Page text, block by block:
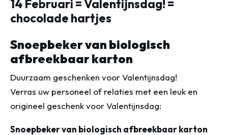
14 Februari = Valentijnsdag! =
chocolade hartjes
Snoepbeker van biologisch
afbreekbaar karton
Duurzaam geschenken voor Valentijnsdag!
Verras uw personeel of relaties met een leuk en
origineel geschenk voor Valentijnsdag:
Snoepbeker van biologisch afbreekbaar karton